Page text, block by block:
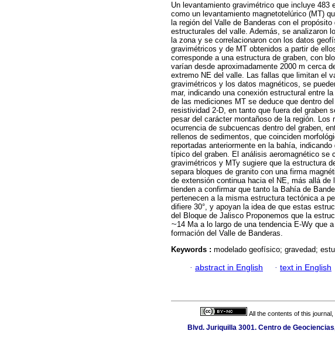
Un levantamiento gravimétrico que incluye
como un levantamiento magnetotelúrico (MT)
la región del Valle de Banderas con el
estructurales del valle. Además, se analizaron
la zona y se correlacionaron con los datos
gravimétricos y de MT obtenidos a partir de
corresponde a una estructura de graben, con
varían desde aproximadamente 2000 m cerca
extremo NE del valle. Las fallas que limitan el
gravimétricos y los datos magnéticos, se
mar, indicando una conexión estructural entre
de las mediciones MT se deduce que dentro
resistividad 2-D, en tanto que fuera del graben
pesar del carácter montañoso de la región. Los
ocurrencia de subcuencas dentro del graben,
rellenos de sedimentos, que coinciden
reportadas anteriormente en la bahía,
típico del graben. El análisis aeromagnético se
gravimétricos y MTy sugiere que la estructura
separa bloques de granito con una firma
de extensión continua hacia el NE, más allá
tienden a confirmar que tanto la Bahía de
pertenecen a la misma estructura tectónica a
difiere 30°, y apoyan la idea de que estas
del Bloque de Jalisco Proponemos que la
14 Ma a lo largo de una tendencia E-Wy que a
formación del Valle de Banderas.
Keywords : modelado geofísico; gravedad;
· abstract in English · text in English
All the contents of this
Blvd. Juriquilla 3001. Centro de